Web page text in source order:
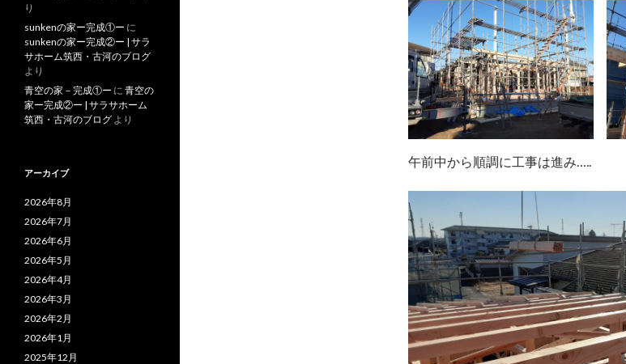
午前中から順調に工事は進み…..
り
sunkenの家ー完成①ー に
sunkenの家ー完成②ー | サラ
サホーム筑西・古河のブログ
より
青空の家－完成①ー に 青空の
家ー完成②ー | サラサホーム
筑西・古河のブログ より
アーカイブ
2026年8月
2026年7月
2026年6月
2026年5月
2026年4月
2026年3月
2026年2月
2026年1月
2025年12月